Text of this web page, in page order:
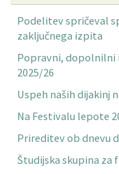
Podelitev spričeval
zaključnega izpita
Popravni, dopolnilni
2025/26
Uspeh naših dijakinj
Na Festivalu lepote
Prireditev ob dnevu
Študijska skupina za